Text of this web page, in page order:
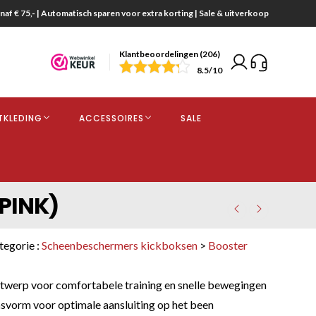
€ 75,- | Automatisch sparen voor extra korting | Sale & uitverkoop
Klantbeoordelingen (206)
8.5/10
ACCESSOIRES SALE
:Scheenbeschermers kickboksen > Booster
voor comfortabele training en snelle bewegingen
voor optimale aansluiting op het been